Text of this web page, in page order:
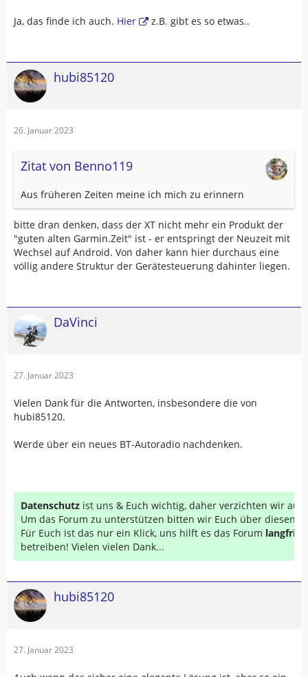
Ja, das finde ich auch. Hier z.B. gibt es so etwas..
hubi85120
26. Januar 2023
Zitat von Benno119
Aus früheren Zeiten meine ich mich zu erinnern
bitte dran denken, dass der XT nicht mehr ein Produkt der
"guten alten Garmin.Zeit" ist - er entspringt der Neuzeit mit
Wechsel auf Android. Von daher kann hier durchaus eine
völlig andere Struktur der Gerätesteuerung dahinter liegen.
DaVinci
27. Januar 2023
Vielen Dank für die Antworten, insbesondere die von
hubi85120.
Werde über ein neues BT-Autoradio nachdenken.
Datenschutz ist uns & Euch wichtig, daher verzichten wir auf
Um das Forum zu unterstützen bitten wir Euch über diesen
Für Euch ist das nur ein Klick, uns hilft es das Forum
betreiben! Vielen vielen Dank...
hubi85120
27. Januar 2023